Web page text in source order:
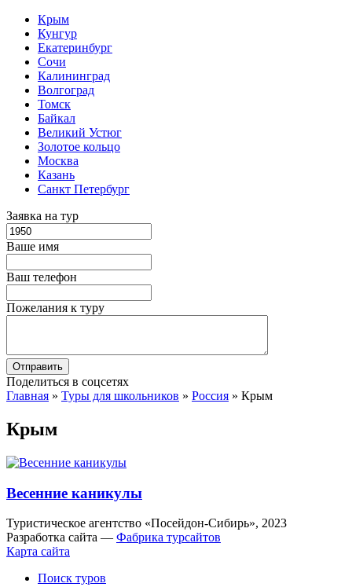
Крым
Кунгур
Екатеринбург
Сочи
Калининград
Волгоград
Томск
Байкал
Великий Устюг
Золотое кольцо
Москва
Казань
Санкт Петербург
Заявка на тур
Ваше имя
Ваш телефон
Пожелания к туру
Поделиться в соцсетях
Главная » Туры для школьников » Россия » Крым
Крым
Весенние каникулы
Туристическое агентство «Посейдон-Сибирь», 2023
Разработка сайта — Фабрика турсайтов
Карта сайта
Поиск туров